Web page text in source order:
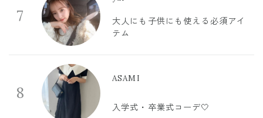
7
大人にも子供にも使える必須アイ
テム
8
ASAMI
入学式・卒業式コーデ🤍